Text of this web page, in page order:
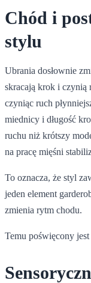
Chód i
stylu
Ubrania dosłownie
skracają krok i czynią
czyniąc ruch
miednicy i długość
ruchu niż krótszy
na pracę mięśni
To oznacza, że styl
jeden element
zmienia rytm chodu.
Temu poświęcony jest